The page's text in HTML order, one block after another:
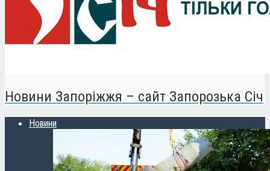
Новини Запоріжжя – сайт Запорозька Січ
Новини